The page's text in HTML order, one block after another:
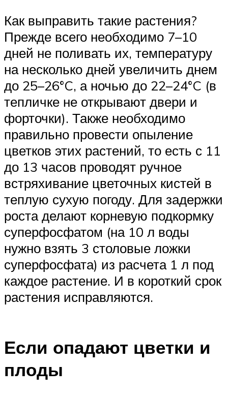
Как выправить такие растения?
Прежде всего необходимо 7–10
дней не поливать их, температуру
на несколько дней увеличить днем
до 25–26°C, а ночью до 22–24°C (в
тепличке не открывают двери и
форточки). Также необходимо
правильно провести опыление
цветков этих растений, то есть с 11
до 13 часов проводят ручное
встряхивание цветочных кистей в
теплую сухую погоду. Для задержки
роста делают корневую подкормку
суперфосфатом (на 10 л воды
нужно взять 3 столовые ложки
суперфосфата) из расчета 1 л под
каждое растение. И в короткий срок
растения исправляются.
Если опадают цветки и
плоды